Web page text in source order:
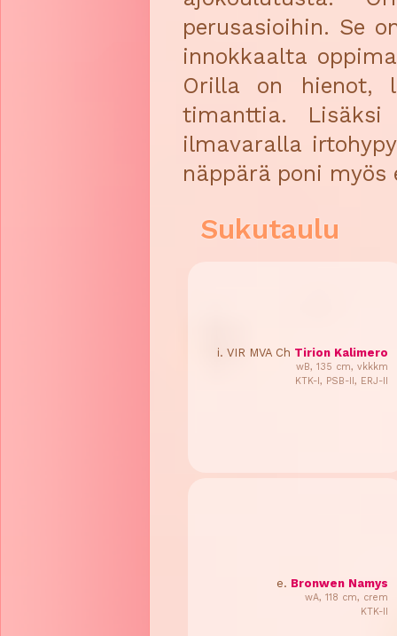
perusasioihin. Se
innokkaalta
Orilla on hienot,
timanttia.
ilmavaralla
näppärä poni myös
Sukutaulu
i. VIR MVA Ch Tirion Kalimero
wB, 135 cm, vkkkm
KTK-I, PSB-II, ERJ-II
e. Bronwen Namys
wA, 118 cm, crem
KTK-II